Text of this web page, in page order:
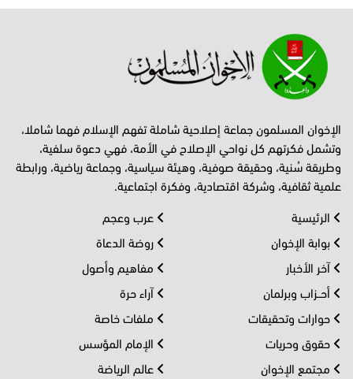
الإخوان المسلمون جماعة إصلاحية شاملة تفهم الإسلام فهما شاملا،
وتشمل فكرتهم كل نواحي الإصلاح في الأمة، فهي دعوة سلفية،
وطريقة سُنية، وحقيقة صوفية، وهيئة سياسية، وجماعة رياضية، ورابطة
علمية ثقافية، وشركة اقتصادية، وفكرة اجتماعية.
الرئيسية
بوابة الإخوان
آخر الأخبار
أحــزاب وبرلمان
حوارات وتحقيقات
حقوق وحريات
مجتمع الإخوان
عرب وعجم
روضة الدعاة
مفاهيم وأصول
آراء حرة
ملفات خاصة
الإمام المؤسس
عالم الرياضة